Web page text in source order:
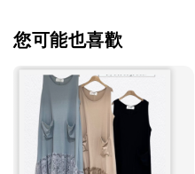
您可能也喜歡